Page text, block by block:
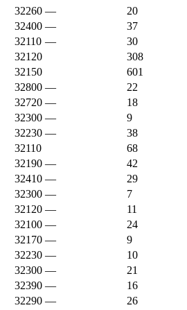
32260 —
20
32400 —
37
32110 —
30
32120
308
32150
601
32800 —
22
32720 —
18
32300 —
9
32230 —
38
32110
68
32190 —
42
32410 —
29
32300 —
7
32120 —
11
32100 —
24
32170 —
9
32230 —
10
32300 —
21
32390 —
16
32290 —
26